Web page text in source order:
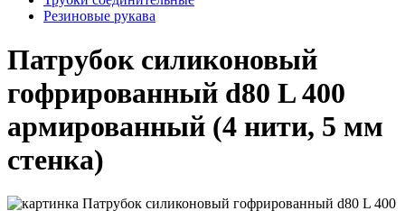
Резиновые рукава
Патрубок силиконовый
гофрированный d80 L 400
армированный (4 нити, 5 мм
стенка)